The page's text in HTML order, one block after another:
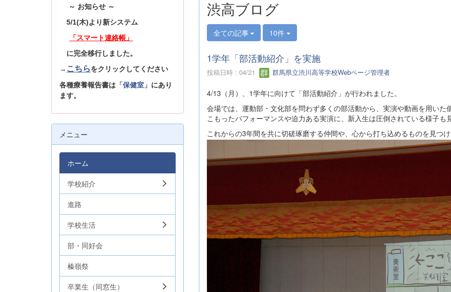
渋高ブログ
全ての記事 10件
1学年「部活動紹介」を実施
投稿日時 : 04/21 群馬県立渋川高等学校Webページ管理者
4/13（月）、1学年に向けて「部活動紹介」が行われました。
会場では、運動部・文化部を問わず多くの部活動から、実演や動画を用い
こもったパフォーマンスや迫力ある実演に、新入生は圧倒されている様子も
これからの3年間を共に切磋琢磨する仲間や、心から打ち込めるものを見つ
～ お知らせ ～
5/1(木)より新システム
「スマート連絡帳」
に完全移行しました。
→ こちらをクリックしてください
各種療養報告書は 「保健室」 にあり
ます。
メニュー
ホーム
学校紹介
進路
学校生活
部・同好会
榛嶺祭
卒業生（同窓生）